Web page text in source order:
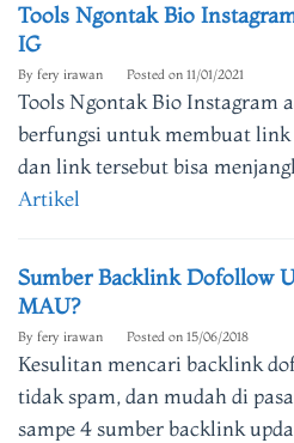
Tools Ngontak Bio
IG
By fery irawan Posted on 11/01/2021
Tools Ngontak Bio Instagram
berfungsi untuk membuat
dan link tersebut bisa
Artikel
Sumber Backlink Dofollow
MAU?
By fery irawan Posted on 15/06/2018
Kesulitan mencari backlink
tidak spam, dan mudah di
sampe 4 sumber backlink